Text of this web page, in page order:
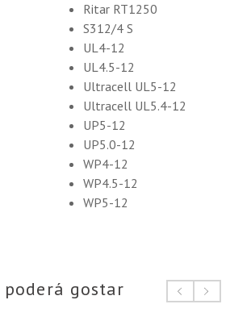
Ritar RT1250
S312/4 S
UL4-12
UL4.5-12
Ultracell UL5-12
Ultracell UL5.4-12
UP5-12
UP5.0-12
WP4-12
WP4.5-12
WP5-12
gostar